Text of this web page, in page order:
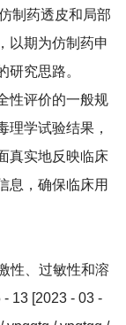
制药透皮和局部
以期为仿制药申
究思路。
性评价的一般规
理学试验结果，
真实地反映临床
息，确保临床用
性、过敏性和溶
13 [2023 - 03 -